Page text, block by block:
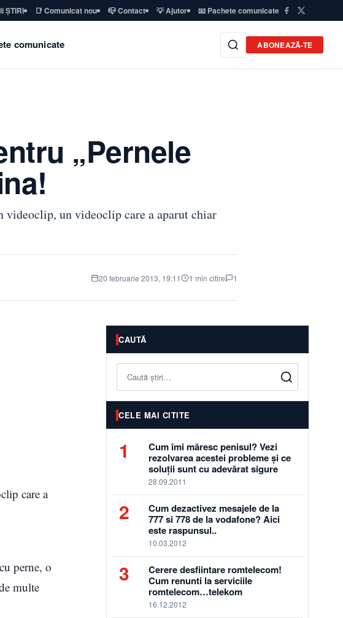
ȘTIRI 📑 Comunicat nou 📪 Contact 💡 Ajutor 📧 Pachete comunicate
comunicate ABONEAZĂ-TE
„Pernele
videoclip, un videoclip care a aparut chiar
20 februarie 2013, 19:11 1 min citire 1
care a
perne, o
multe
CAUTĂ
Caută
CELE MAI CITITE
1
Cum îmi măresc penisul? Vezi
rezolvarea acestei probleme și ce
soluții sunt cu adevărat sigure
28.09.2011
2
Cum dezactivez mesajele de la
777 si 778 de la vodafone? Aici
este raspunsul..
10.03.2012
3
Cerere desfiintare romtelecom!
Cum renunti la serviciile
romtelecom…telekom
16.12.2012